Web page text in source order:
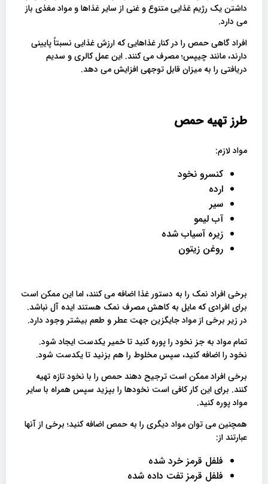
داشتن یک رژیم غذایی متنوع و غنی از سایر غذاها و مواد مغذی باز
می دارد.
افراد گاهی حمص را در کنار غذاهایی که ارزش غذایی نسبتاً پایینی
دارند، مانند چیپس؛ مصرف می کنند. این عمل کالری و سدیم
دریافتی را به میزان قابل توجهی افزایش می دهد.
طرز تهیه حمص
مواد لازم:
کنسرو نخود
ارده
سیر
آب لیمو
زیره آسیاب شده
روغن زیتون
برخی افراد نمک را به دستور غذا اضافه می کنند، اما این ممکن است
برای افرادی که مایل به کاهش مصرف نمک هستند ایده آل نباشد.
در زیر برخی از مواد جایگزین جهت عطر و طعم بیشتر وجود دارد.
تمام مواد به جز نخود را پوره کنید تا خمیر یکدست ایجاد شود.
نخود را اضافه کنید، سپس مخلوط را هم بزنید تا یکدست شود.
برخی افراد ممکن است ترجیح دهند حمص را با نخود تازه تهیه
کنند. برای این کار کافی است نخودها را بپزید سپس همراه با سایر
مواد پوره کنید.
همچنین می توان مواد دیگری را به حمص اضافه کنید؛ برخی از آنها
عبارتند از:
فلفل قرمز خرد شده
فلفل قرمز تفت داده شده